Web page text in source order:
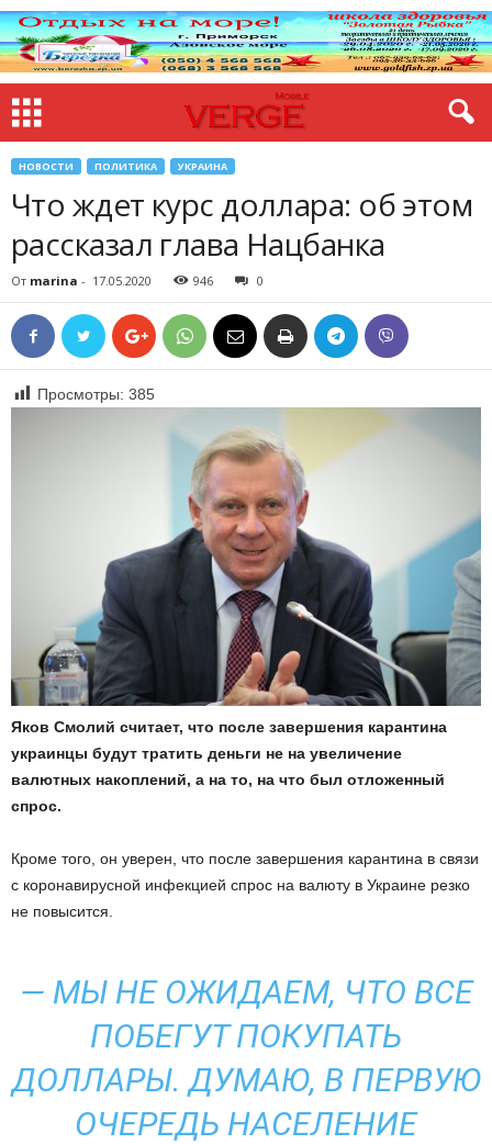
НОВОСТИ ПОЛИТИКА УКРАИНА
Что ждет курс доллара: об этом
рассказал глава Нацбанка
От marina - 17.05.2020 946 0
Просмотры: 385
Яков Смолий считает, что после завершения карантина
украинцы будут тратить деньги не на увеличение
валютных накоплений, а на то, на что был отложенный
спрос.
Кроме того, он уверен, что после завершения карантина в связи
с коронавирусной инфекцией спрос на валюту в Украине резко
не повысится.
— МЫ НЕ ОЖИДАЕМ, ЧТО ВСЕ
ПОБЕГУТ ПОКУПАТЬ
ДОЛЛАРЫ. ДУМАЮ, В ПЕРВУЮ
ОЧЕРЕДЬ НАСЕЛЕНИЕ